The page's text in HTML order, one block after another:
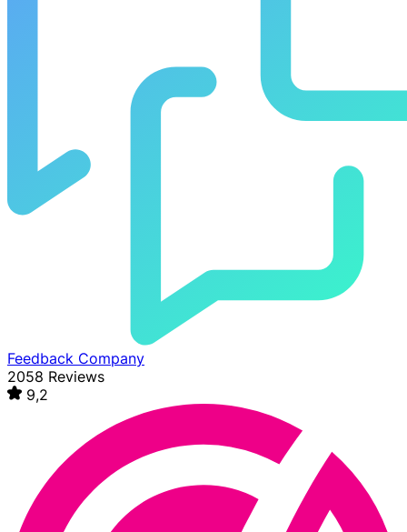
Feedback Company
2058 Reviews
9,2